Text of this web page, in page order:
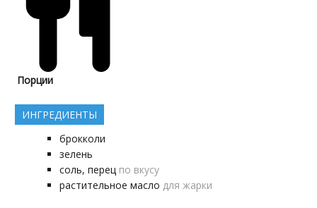
Порции
ИНГРЕДИЕНТЫ
брокколи
зелень
соль, перец по вкусу
растительное масло для жарки